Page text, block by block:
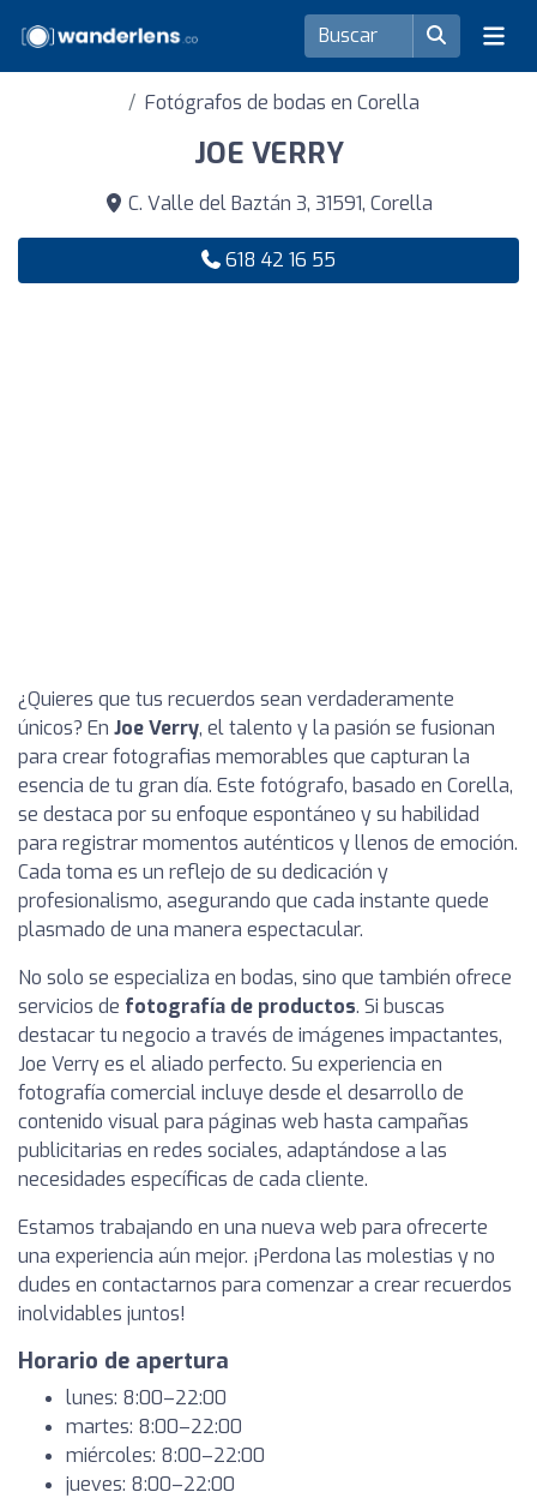
Fotógrafos de bodas en Corella
JOE VERRY
C. Valle del Baztán 3, 31591, Corella
618 42 16 55
¿Quieres que tus recuerdos sean verdaderamente
únicos? En Joe Verry, el talento y la pasión se fusionan
para crear fotografias memorables que capturan la
esencia de tu gran día. Este fotógrafo, basado en Corella,
se destaca por su enfoque espontáneo y su habilidad
para registrar momentos auténticos y llenos de emoción.
Cada toma es un reflejo de su dedicación y
profesionalismo, asegurando que cada instante quede
plasmado de una manera espectacular.
No solo se especializa en bodas, sino que también ofrece
servicios de fotografía de productos. Si buscas
destacar tu negocio a través de imágenes impactantes,
Joe Verry es el aliado perfecto. Su experiencia en
fotografía comercial incluye desde el desarrollo de
contenido visual para páginas web hasta campañas
publicitarias en redes sociales, adaptándose a las
necesidades específicas de cada cliente.
Estamos trabajando en una nueva web para ofrecerte
una experiencia aún mejor. ¡Perdona las molestias y no
dudes en contactarnos para comenzar a crear recuerdos
inolvidables juntos!
Horario de apertura
lunes: 8:00–22:00
martes: 8:00–22:00
miércoles: 8:00–22:00
jueves: 8:00–22:00